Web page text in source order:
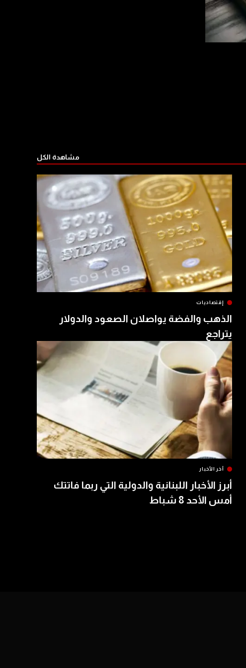
مشاهدة الكل
إقتصاديات
الذهب والفضة يواصلان الصعود والدولار
يتراجع
آخر الأخبار
أبرز الأخبار اللبنانية والدولية التي ربما فاتتك
أمس الأحد 8 شباط